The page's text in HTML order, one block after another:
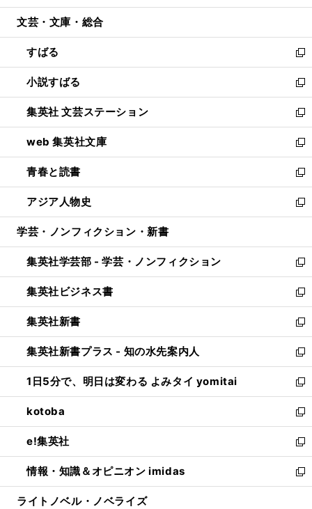
開
ウ
開
く
ン
ウ
で
開
く
ウ
ン
ド
ウ
で
開
く
文芸・文庫・総合
すばる
新
し
い
ウ
ィ
ン
ド
ウ
で
開
く
小説すばる
新
し
い
ウ
ィ
ン
ド
ウ
で
開
集英社 文芸ステーション
新
し
い
ウ
ィ
ン
ド
ウ
開
く
web 集英社文庫
新
し
い
ウ
ィ
ン
ウ
で
開
く
青春と読書
新
し
い
ウ
ン
ド
ウ
で
開
く
アジア人物史
新
し
ウ
ィ
ン
ド
ウ
で
開
く
学芸・ノンフィクション・新書
集英社学芸部 - 学芸・ノンフィクション
新
し
い
ウ
ィ
ン
ド
ウ
で
開
く
集英社ビジネス書
新
し
い
ウ
ィ
ン
ド
ウ
で
開
く
集英社新書
新
し
い
ウ
ィ
ン
ド
ウ
で
開
く
集英社新書プラス - 知の水先案内人
新
し
い
ウ
ィ
ン
ド
ウ
で
開
1日5分で、明日は変わる よみタイ yomitai
新
し
い
ウ
ィ
ン
ド
ウ
kotoba
新
し
い
ウ
ィ
ン
e!集英社
新
し
い
ウ
情報・知識＆オピニオン imidas
新
し
ライトノベル・ノベライズ